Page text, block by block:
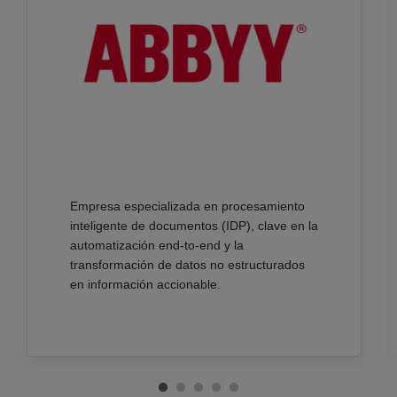
Empresa especializada en procesamiento
inteligente de documentos (IDP), clave en la
automatización end‑to‑end y la
transformación de datos no estructurados
en información accionable.